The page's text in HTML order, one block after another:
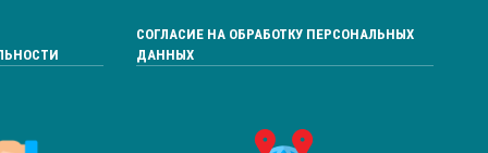
СОГЛАСИЕ НА ОБРАБОТКУ ПЕРСОНАЛЬНЫХ
ДАННЫХ